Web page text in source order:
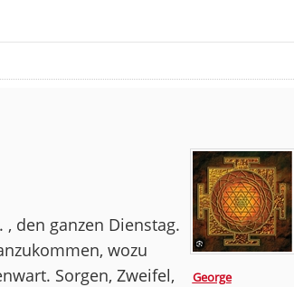
George
den ganzen Dienstag.
wozu
Sorgen, Zweifel,